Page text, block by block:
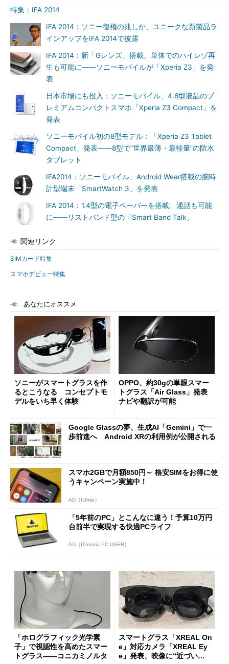
特集：IFA 2014
IFA 2014：ソニー復権の兆しか、ユニークな新製品ラ
インアップをIFA 2014で披露
IFA 2014：新「Gレンズ」搭載、単体でのハイレゾ再
生も可能に――ソニーモバイルが「Xperia Z3」を発
表
日本市場にも投入：ソニーモバイル、4.6型液晶のプ
レミアムコンパクトスマホ「Xperia Z3 Compact」を
発表
ソニーモバイル初の8型モデル：「Xperia Z3 Tablet
Compact」発表――8型で“世界最薄・最軽量”の防水
タブレット
IFA2014：ソニーモバイル、Android Wear搭載の腕時
計型端末「SmartWatch 3」を発表
IFA 2014：1.4型の電子ペーパーを搭載、通話も可能
に――リストバンド型の「Smart Band Talk」
関連リンク
SIMカード特集
スマホデビュー特集
あなたにオススメ
ソニーがスマートグラスを作
るとこうなる コンセプトモ
デルをいち早く体験
OPPO、約30gの単眼スマー
トグラス「Air Glass」発表
ナビや翻訳が可能
Google Glassの夢、生成AI「Gemini」で一
歩前進へ Android XRの利用例が公開される
スマホ2GBで月額850円～ 格安SIMをお得に使
うキャンペーン実施中！
AD（IIJmio）
「5年前のPC」とこんなに違う！予算10万円
台前半で実現する快適PCライフ
AD（ITmedia PC USER）
「ホログラフィック光学素
子」で視認性を高めたスマー
トグラス――コニカミノルタ
スマートグラス「XREAL On
e」対応カメラ「XREAL Ey
e」発表、映像に“近づい